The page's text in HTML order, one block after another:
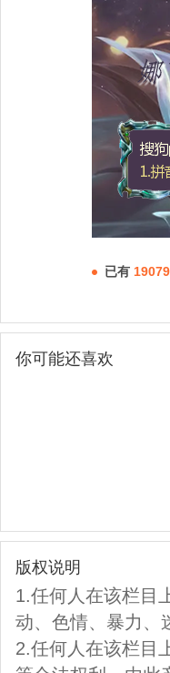
已有
你可能还喜欢
版权说明
1.任何人在该栏目
动、色情、暴力、
2.任何人在该栏目